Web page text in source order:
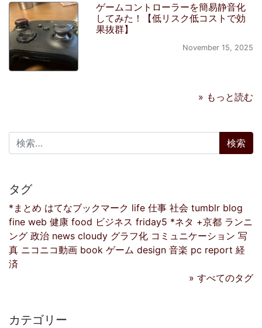
ゲームコントローラーを簡易静音化
してみた！【低リスク低コストで効
果抜群】
November 15, 2025
» もっと読む
検索:
タグ
*まとめ はてなブックマーク life 仕事 社会 tumblr blog
fine web 健康 food ビジネス friday5 *ネタ +京都 ランニ
ング 政治 news cloudy グラフ化 コミュニケーション 写
真 ニコニコ動画 book ゲーム design 音楽 pc report 経
済
» すべてのタグ
カテゴリー